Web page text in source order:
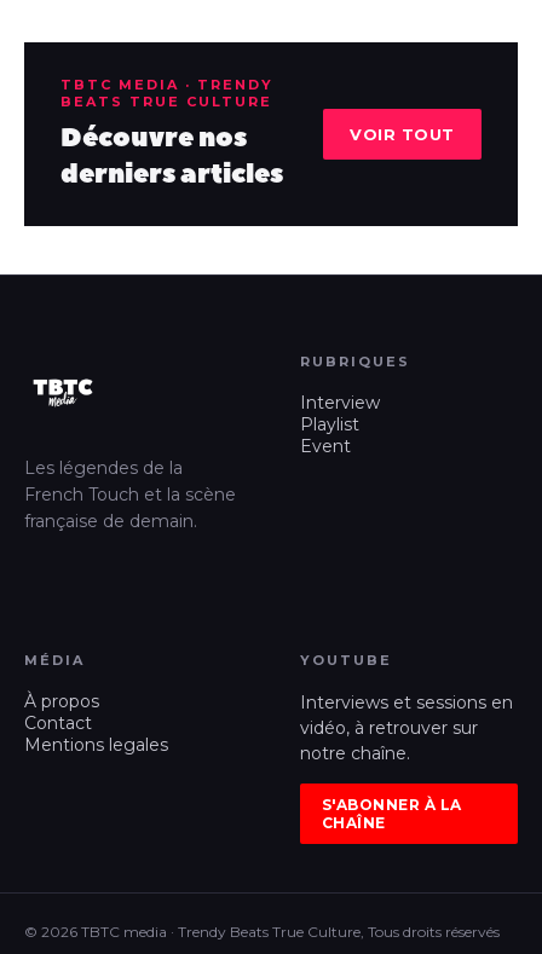
TBTC MEDIA · TRENDY
BEATS TRUE CULTURE
Découvre nos
derniers articles
VOIR TOUT
Les légendes de la
French Touch et la scène
française de demain.
RUBRIQUES
Interview
Playlist
Event
MÉDIA
À propos
Contact
Mentions legales
YOUTUBE
Interviews et sessions en
vidéo, à retrouver sur
notre chaîne.
S'ABONNER À LA
CHAÎNE
© 2026 TBTC media · Trendy Beats True Culture, Tous droits réservés